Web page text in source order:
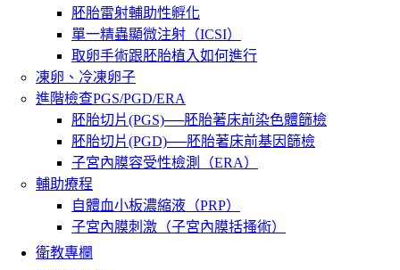
胚胎雷射輔助性孵化
單一精蟲顯微注射（ICSI）
取卵手術跟胚胎植入如何進行
凍卵、冷凍卵子
進階檢查PGS/PGD/ERA
胚胎切片(PGS)──胚胎著床前染色體篩檢
胚胎切片(PGD)──胚胎著床前基因篩檢
子宮內膜容受性檢測（ERA）
輔助療程
自體血小板濃縮液（PRP）
子宮內膜刺激（子宮內膜括搔術）
衛教專欄